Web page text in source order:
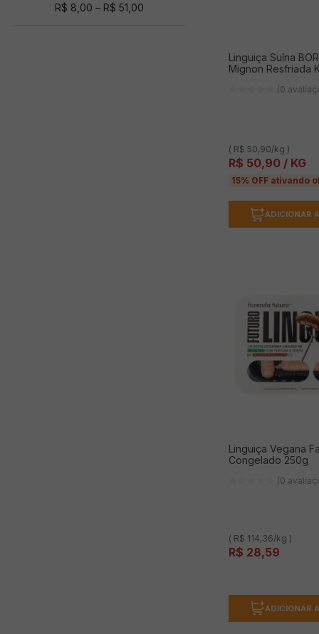
R$ 8,00 – R$ 51,00
Linguiça Suína
Mignon Resfriada
(0
( R$ 50,90/kg )
R$ 50,90 / KG
15% OFF ativando
ADICIONAR
Linguiça Vegana
Congelado 250g
(0
( R$ 114,36/kg )
R$ 28,59
ADICIONAR